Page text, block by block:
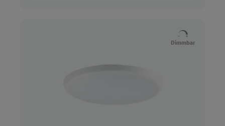
Dimmbar